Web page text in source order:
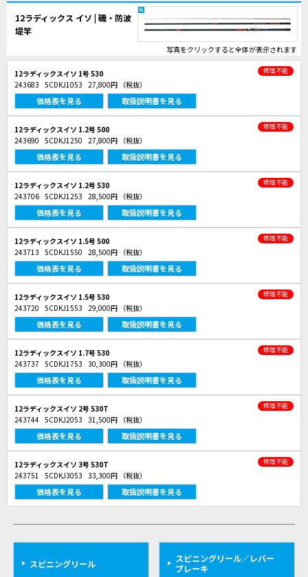
12ラディックス イソ | 磯・防波
堤竿
写真をクリックすると全体が表示されます
12ラディックスイソ 1号 530 修理不能
243683 5CDKJ1053 27,800円 （税抜）
価格表を見る 取扱説明書を見る
12ラディックスイソ 1.2号 500 修理不能
243690 5CDKJ1250 27,800円 （税抜）
価格表を見る 取扱説明書を見る
12ラディックスイソ 1.2号 530 修理不能
243706 5CDKJ1253 28,500円 （税抜）
価格表を見る 取扱説明書を見る
12ラディックスイソ 1.5号 500 修理不能
243713 5CDKJ1550 28,500円 （税抜）
価格表を見る 取扱説明書を見る
12ラディックスイソ 1.5号 530 修理不能
243720 5CDKJ1553 29,000円 （税抜）
価格表を見る 取扱説明書を見る
12ラディックスイソ 1.7号 530 修理不能
243737 5CDKJ1753 30,300円 （税抜）
価格表を見る 取扱説明書を見る
12ラディックスイソ 2号 530T 修理不能
243744 5CDKJ2053 31,500円 （税抜）
価格表を見る 取扱説明書を見る
12ラディックスイソ 3号 530T 修理不能
243751 5CDKJ3053 33,300円 （税抜）
価格表を見る 取扱説明書を見る
スピニングリール
スピニングリール／レバー
ブレーキ